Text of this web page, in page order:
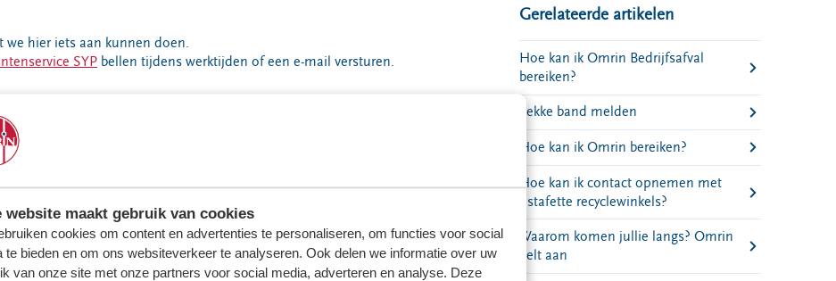
website maakt gebruik van cookies
cookies om content en advertenties te personaliseren, om functies voor social
te bieden en om ons websiteverkeer te analyseren. Ook delen we informatie over uw
van onze site met onze partners voor social media, adverteren en analyse. Deze
we hier iets aan kunnen doen.
SYP bellen tijdens werktijden of een e-mail versturen.
Gerelateerde artikelen
Hoe kan ik Omrin Bedrijfsafval
bereiken?
Lekke band melden
Hoe kan ik Omrin bereiken?
Hoe kan ik contact opnemen met
Estafette recyclewinkels?
Waarom komen jullie langs? Omrin
belt aan